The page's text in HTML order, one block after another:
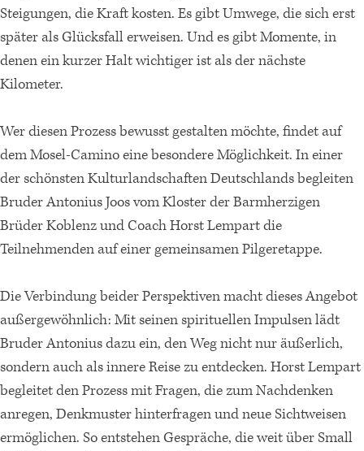
Steigungen, die Kraft kosten. Es gibt Umwege, die sich erst
später als Glücksfall erweisen. Und es gibt Momente, in
denen ein kurzer Halt wichtiger ist als der nächste
Kilometer.
Wer diesen Prozess bewusst gestalten möchte, findet auf
dem Mosel-Camino eine besondere Möglichkeit. In einer
der schönsten Kulturlandschaften Deutschlands begleiten
Bruder Antonius Joos vom Kloster der Barmherzigen
Brüder Koblenz und Coach Horst Lempart die
Teilnehmenden auf einer gemeinsamen Pilgeretappe.
Die Verbindung beider Perspektiven macht dieses Angebot
außergewöhnlich: Mit seinen spirituellen Impulsen lädt
Bruder Antonius dazu ein, den Weg nicht nur äußerlich,
sondern auch als innere Reise zu entdecken. Horst Lempart
begleitet den Prozess mit Fragen, die zum Nachdenken
anregen, Denkmuster hinterfragen und neue Sichtweisen
ermöglichen. So entstehen Gespräche, die weit über Small